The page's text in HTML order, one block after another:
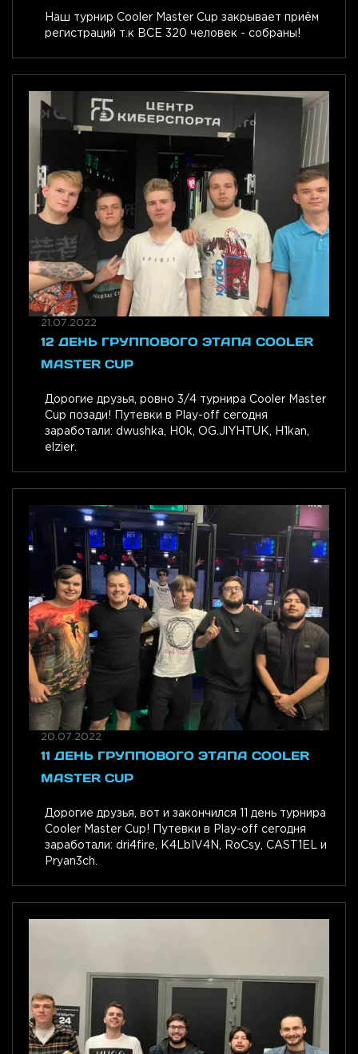
Наш турнир Cooler Master Cup закрывает приём
регистраций т.к ВСЕ 320 человек - собраны!
21.07.2022
12 ДЕНЬ ГРУППОВОГО ЭТАПА COOLER
MASTER CUP
Дорогие друзья, ровно 3/4 турнира Cooler Master
Cup позади! Путевки в Play-off сегодня
заработали: dwushka, H0k, OG.JlYHTUK, H1kan,
elzier.
20.07.2022
11 ДЕНЬ ГРУППОВОГО ЭТАПА COOLER
MASTER CUP
Дорогие друзья, вот и закончился 11 день турнира
Cooler Master Cup! Путевки в Play-off сегодня
заработали: dri4fire, K4LbIV4N, RoCsy, CAST1EL и
Pryan3ch.